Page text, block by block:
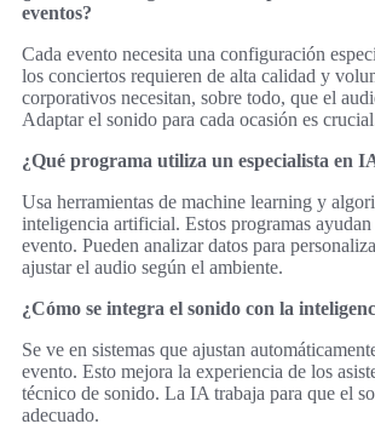
eventos?
Cada evento necesita una configuración
los conciertos requieren de alta calidad y
corporativos necesitan, sobre todo, que el
Adaptar el sonido para cada ocasión es
¿Qué programa utiliza un especialista en
Usa herramientas de machine learning y
inteligencia artificial. Estos programas ayudan
evento. Pueden analizar datos para
ajustar el audio según el ambiente.
¿Cómo se integra el sonido con la
Se ve en sistemas que ajustan
evento. Esto mejora la experiencia de los
técnico de sonido. La IA trabaja para que el
adecuado.